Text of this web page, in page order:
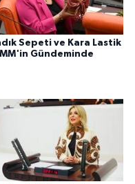
Sepeti ve Kara Lastik
Gündeminde